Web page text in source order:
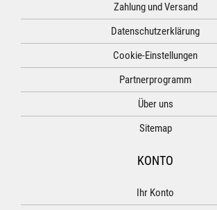
Zahlung und Versand
Datenschutzerklärung
Cookie-Einstellungen
Partnerprogramm
Über uns
Sitemap
KONTO
Ihr Konto